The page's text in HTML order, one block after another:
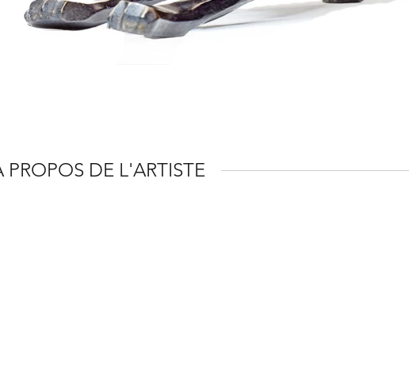
PROPOS DE L'ARTISTE